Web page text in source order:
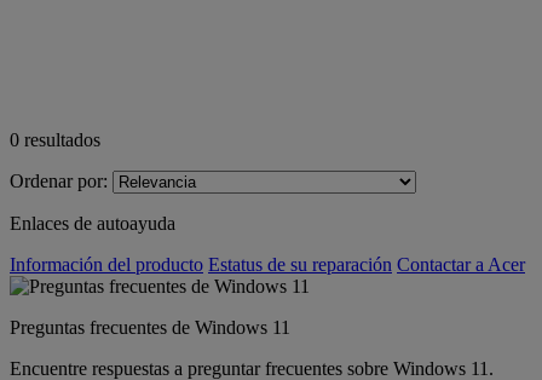
0 resultados
Ordenar por:
Enlaces de autoayuda
Información del producto Estatus de su reparación Contactar a Acer
Preguntas frecuentes de Windows 11
Encuentre respuestas a preguntar frecuentes sobre Windows 11.